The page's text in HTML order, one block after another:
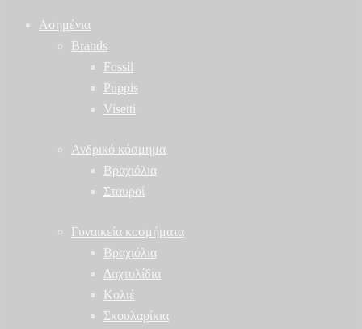
Ασημένια
Brands
Fossil
Puppis
Visetti
Ανδρικό κόσμημα
Βραχιόλια
Σταυροί
Γυναικεία κοσμήματα
Βραχιόλια
Δαχτυλίδια
Κολιέ
Σκουλαρίκια